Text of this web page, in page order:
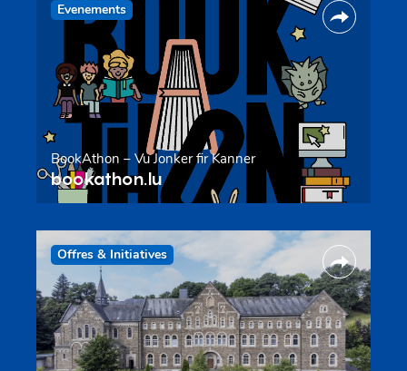
Evenements
BookAthon – Vu Jonker fir Kanner
bookathon.lu
Offres & Initiatives